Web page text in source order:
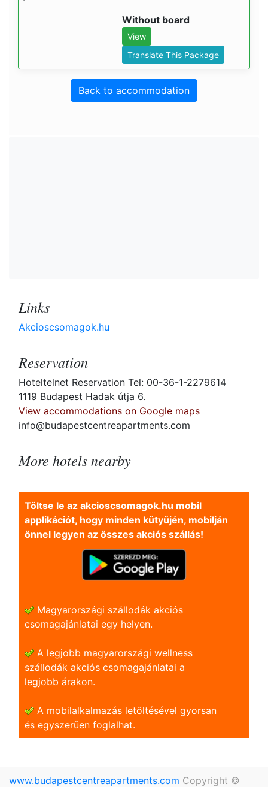
Without board
View
Translate This Package
Back to accommodation
Links
Akcioscsomagok.hu
Reservation
Hoteltelnet Reservation Tel: 00-36-1-2279614
1119 Budapest Hadak útja 6.
View accommodations on Google maps
info@budapestcentreapartments.com
More hotels nearby
Töltse le az akcioscsomagok.hu mobil
applikációt, hogy minden kütyüjén, mobilján
önnel legyen az összes akciós szállás!
Magyarországi szállodák akciós
csomagajánlatai egy helyen.
A legjobb magyarországi wellness
szállodák akciós csomagajánlatai a
legjobb árakon.
A mobilalkalmazás letöltésével gyorsan
és egyszerũen foglalhat.
www.budapestcentreapartments.com Copyright ©